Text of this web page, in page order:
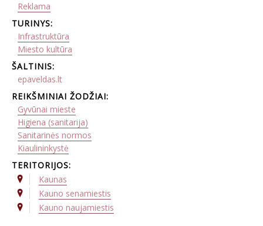
Reklama
TURINYS:
Infrastruktūra
Miesto kultūra
ŠALTINIS:
epaveldas.lt
REIKŠMINIAI ŽODŽIAI:
Gyvūnai mieste
Higiena (sanitarija)
Sanitarinės normos
Kiaulininkystė
TERITORIJOS:
Kaunas
Kauno senamiestis
Kauno naujamiestis